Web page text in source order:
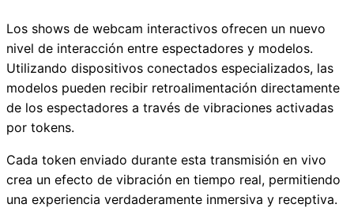
Los shows de webcam interactivos ofrecen un nuevo
nivel de interacción entre espectadores y modelos.
Utilizando dispositivos conectados especializados, las
modelos pueden recibir retroalimentación directamente
de los espectadores a través de vibraciones activadas
por tokens.
Cada token enviado durante esta transmisión en vivo
crea un efecto de vibración en tiempo real, permitiendo
una experiencia verdaderamente inmersiva y receptiva.